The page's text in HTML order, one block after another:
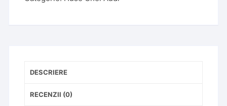
DESCRIERE
RECENZII (0)